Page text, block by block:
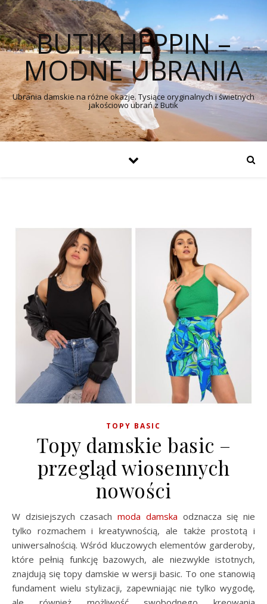
BUTIK HEPPIN –
MODNE UBRANIA
Ubrania damskie na różne okazje. Tysiące oryginalnych i świetnych
jakościowo ubrań z Butik
TOPY BASIC
Topy damskie basic –
przegląd wiosennych
nowości
W dzisiejszych czasachmoda damska odznacza się nie
tylko rozmachem i kreatywnością, ale także prostotą i
uniwersalnością. Wśród kluczowych elementów garderoby,
które pełnią funkcję bazowych, ale niezwykle istotnych,
znajdują się topy damskie w wersji basic. To one stanowią
fundament wielu stylizacji, zapewniając nie tylko wygodę,